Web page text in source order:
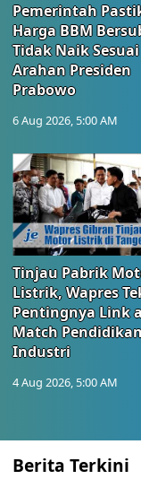
Pemerintah
Harga BBM
Tidak Naik Sesuai
Arahan Presiden
Prabowo
6 Aug 2026, 5:00 AM
Tinjau Pabrik
Listrik, Wapres
Pentingnya Link
Match
Industri
4 Aug 2026, 5:00 AM
Berita Terkini